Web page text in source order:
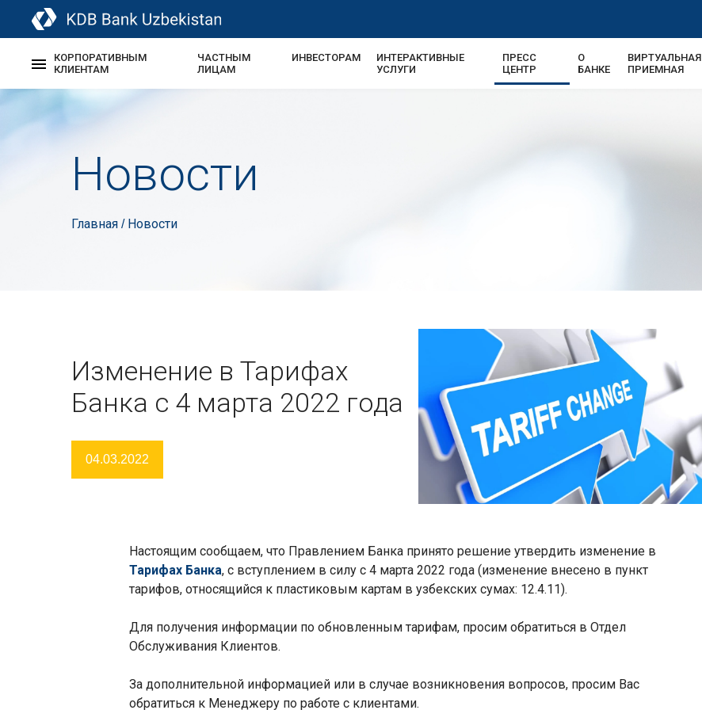
КОРПОРАТИВНЫМ
КЛИЕНТАМ
ЧАСТНЫМ
ЛИЦАМ
ИНВЕСТОРАМ
ИНТЕРАКТИВНЫЕ
УСЛУГИ
ПРЕСС
ЦЕНТР
О
БАНКЕ
ВИРТУАЛЬНАЯ
ПРИЕМНАЯ
Новости
Главная / Новости
Изменение в Тарифах
Банка с 4 марта 2022 года
04.03.2022
Настоящим сообщаем, что Правлением Банка принято решение утвердить изменение в
Тарифах Банка, с вступлением в силу с 4 марта 2022 года (изменение внесено в пункт
тарифов, относящийся к пластиковым картам в узбекских сумах: 12.4.11).
Для получения информации по обновленным тарифам, просим обратиться в Отдел
Обслуживания Клиентов.
За дополнительной информацией или в случае возникновения вопросов, просим Вас
обратиться к Менеджеру по работе с клиентами.